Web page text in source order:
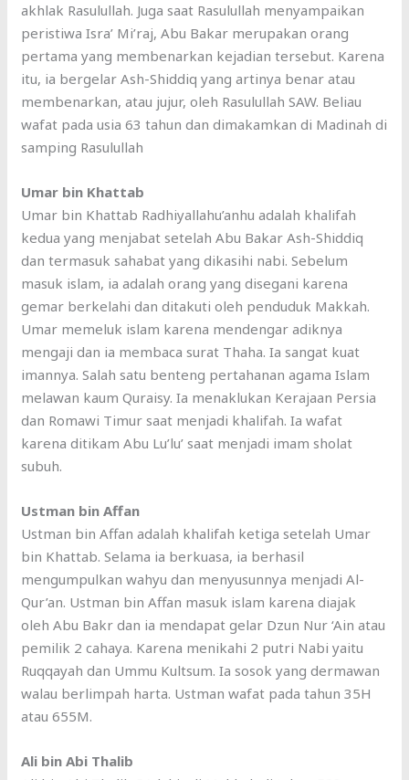
akhlak Rasulullah. Juga saat Rasulullah menyampaikan
peristiwa Isra’ Mi’raj, Abu Bakar merupakan orang
pertama yang membenarkan kejadian tersebut. Karena
itu, ia bergelar Ash-Shiddiq yang artinya benar atau
membenarkan, atau jujur, oleh Rasulullah SAW. Beliau
wafat pada usia 63 tahun dan dimakamkan di Madinah di
samping Rasulullah
Umar bin Khattab
Umar bin Khattab Radhiyallahu’anhu adalah khalifah
kedua yang menjabat setelah Abu Bakar Ash-Shiddiq
dan termasuk sahabat yang dikasihi nabi. Sebelum
masuk islam, ia adalah orang yang disegani karena
gemar berkelahi dan ditakuti oleh penduduk Makkah.
Umar memeluk islam karena mendengar adiknya
mengaji dan ia membaca surat Thaha. Ia sangat kuat
imannya. Salah satu benteng pertahanan agama Islam
melawan kaum Quraisy. Ia menaklukan Kerajaan Persia
dan Romawi Timur saat menjadi khalifah. Ia wafat
karena ditikam Abu Lu’lu’ saat menjadi imam sholat
subuh.
Ustman bin Affan
Ustman bin Affan adalah khalifah ketiga setelah Umar
bin Khattab. Selama ia berkuasa, ia berhasil
mengumpulkan wahyu dan menyusunnya menjadi Al-
Qur’an. Ustman bin Affan masuk islam karena diajak
oleh Abu Bakr dan ia mendapat gelar Dzun Nur ‘Ain atau
pemilik 2 cahaya. Karena menikahi 2 putri Nabi yaitu
Ruqqayah dan Ummu Kultsum. Ia sosok yang dermawan
walau berlimpah harta. Ustman wafat pada tahun 35H
atau 655M.
Ali bin Abi Thalib